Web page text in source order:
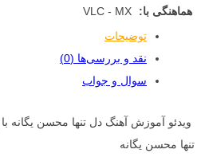
هماهنگی با:
VLC - MX
توضیحات
نقد و بررسی‌ها (0)
سوال و جواب
ویدئو آموزش آهنگ دل تنها محسن یگانه
تنها محسن یگانه